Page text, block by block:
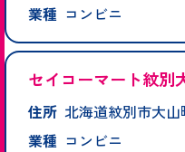
業種 コンビニ
セイコーマート紋別
住所 北海道紋別市大山
業種 コンビニ